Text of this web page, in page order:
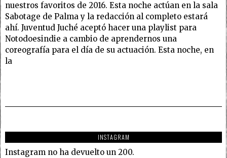
nuestros favoritos de 2016. Esta noche actúan en la sala
Sabotage de Palma y la redacción al completo estará
ahí. Juventud Juché aceptó hacer una playlist para
Notodoesindie a cambio de aprendernos una
coreografía para el día de su actuación. Esta noche, en
la
INSTAGRAM
Instagram no ha devuelto un 200.